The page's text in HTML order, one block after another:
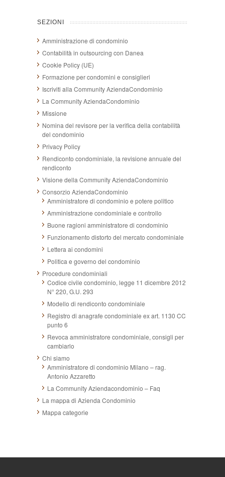
SEZIONI
Amministrazione di condominio
Contabilità in outsourcing con Danea
Cookie Policy (UE)
Formazione per condomini e consiglieri
Iscriviti alla Community AziendaCondominio
La Community AziendaCondominio
Missione
Nomina del revisore per la verifica della contabilità
del condominio
Privacy Policy
Rendiconto condominiale, la revisione annuale del
rendiconto
Visione della Community AziendaCondominio
Consorzio AziendaCondominio
Amministratore di condominio e potere politico
Amministrazione condominiale e controllo
Buone ragioni amministratore di condominio
Funzionamento distorto del mercato condominiale
Lettera ai condomini
Politica e governo del condominio
Procedure condominiali
Codice civile condominio, legge 11 dicembre 2012
N° 220, G.U. 293
Modello di rendiconto condominiale
Registro di anagrafe condominiale ex art. 1130 CC
punto 6
Revoca amministratore condominiale, consigli per
cambiarlo
Chi siamo
Amministratore di condominio Milano – rag.
Antonio Azzaretto
La Community Aziendacondominio – Faq
La mappa di Azienda Condominio
Mappa categorie